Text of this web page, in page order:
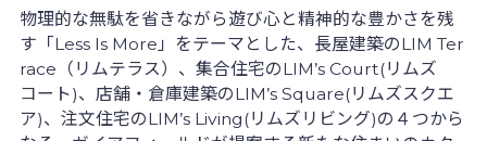
物理的な無駄を省きながら遊び心と精神的な豊かさを残
す「Less Is More」をテーマとした、長屋建築のLIM Ter
race（リムテラス）、集合住宅のLIM’s Court(リムズ
コート)、店舗・倉庫建築のLIM’s Square(リムズスクエ
ア)、注文住宅のLIM’s Living(リムズリビング)の４つから